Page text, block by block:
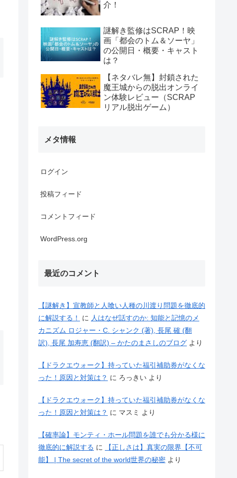
介！
謎解き監修はSCRAP！映
画「都会のトム＆ソーヤ」
の公開日・概要・キャスト
は？
【ネタバレ無】封鎖された
魔王城からの脱出オンライ
ン体験レビュー（SCRAP
リアル脱出ゲーム）
メタ情報
ログイン
投稿フィード
コメントフィード
WordPress.org
最近のコメント
【謎解き】宣教師と人喰い人種の川渡り問題を徹底的
に解説する！
に 人はなぜ話すのか: 知能と記憶のメ
カニズム ロジャー・C. シャンク (著), 長尾 確 (翻
訳), 長尾 加寿恵 (翻訳) – かたのまさしのブログ より
【ドラクエウォーク】持っていた福引補助券がなくな
った！原因と対策は？ に ろっきい より
【ドラクエウォーク】持っていた福引補助券がなくな
った！原因と対策は？ に マスミ より
【確率論】モンティ・ホール問題を誰でも分かる様に
徹底的に解説する に
【正しさは】真実の限界【不可
能】 | The secret of the world世界の秘密 より